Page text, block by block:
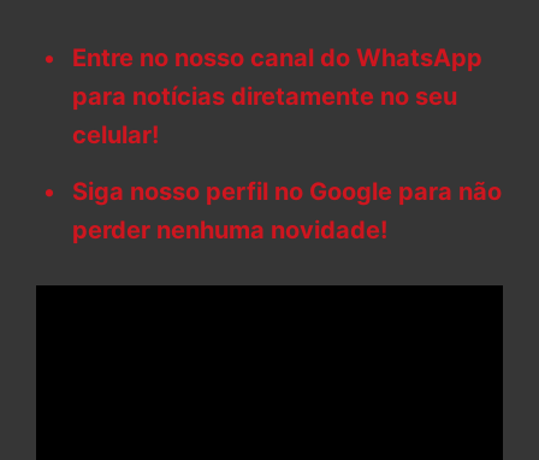
Entre no nosso canal do WhatsApp
para notícias diretamente no seu
celular!
Siga nosso perfil no Google para não
perder nenhuma novidade!